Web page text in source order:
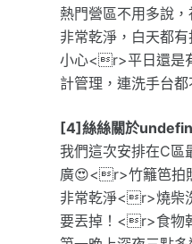
熱門營區不用多說
非常乾淨，白天都
小心<r>平日還是
計管理，連洗手台
[4]絲絲關於
我們這次安排在C
廣😍<r>竹籬笆拍
非常乾淨<r>燒柴
要丟掉！<r>食物